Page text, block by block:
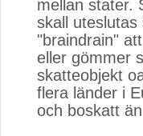
mellan stater.
skall
"braindrain"
eller gömmer
skatteobjekt
flera länder i
och boskatt